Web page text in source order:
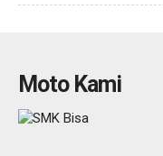
Moto Kami